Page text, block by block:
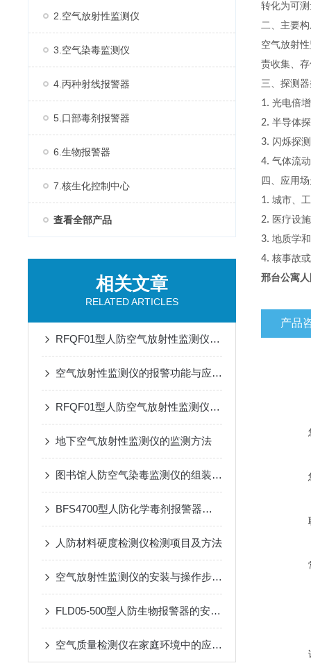
2.空气放射性监测仪
3.空气染毒监测仪
4.丙种射线报警器
5.口部毒剂报警器
6.生物报警器
7.核生化控制中心
查看全部产品
相关文章
RELATED ARTICLES
RFQF01型人防空气放射性监测仪的安装与维护指南
空气放射性监测仪的报警功能与应急响应措施说明
RFQF01型人防空气放射性监测仪的工作原理与技术分析
地下空气放射性监测仪的监测方法
图书馆人防空气染毒监测仪的组装与使用
BFS4700型人防化学毒剂报警器是重要技术屏障
人防材料硬度检测仪检测项目及方法
空气放射性监测仪的安装与操作步骤介绍
FLD05-500型人防生物报警器的安装与维护指南
空气质量检测仪在家庭环境中的应用与选购技巧
转化为可
二、主要
空气放射
责收集、
三、探测
1. 光电倍
2. 半导体
3. 闪烁探
4. 气体流
四、应用
1. 城市、
2. 医疗设
3. 地质学
4. 核事故
邢台公寓
产品